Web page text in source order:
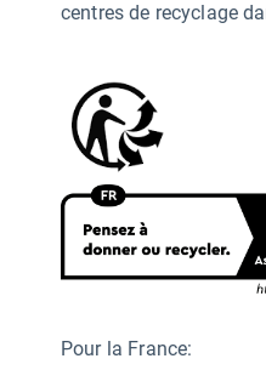
centres de recyclage
Pour la France: